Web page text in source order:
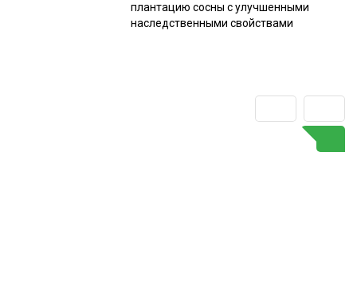
плантацию сосны с улучшенными
наследственными свойствами